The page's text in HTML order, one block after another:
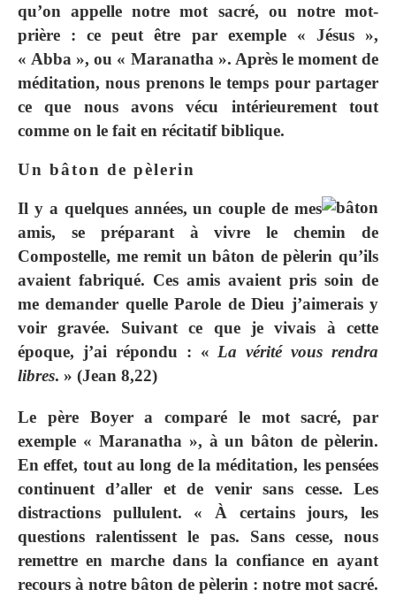
qu’on appelle notre mot sacré, ou notre mot-
prière : ce peut être par exemple « Jésus »,
« Abba », ou « Maranatha ». Après le moment de
méditation, nous prenons le temps pour partager
ce que nous avons vécu intérieurement tout
comme on le fait en récitatif biblique.
Un bâton de pèlerin
Il y a quelques années, un couple de mes
amis, se préparant à vivre le chemin de
Compostelle, me remit un bâton de pèlerin qu’ils
avaient fabriqué. Ces amis avaient pris soin de
me demander quelle Parole de Dieu j’aimerais y
voir gravée. Suivant ce que je vivais à cette
époque, j’ai répondu : « La vérité vous rendra
libres. » (Jean 8,22)
Le père Boyer a comparé le mot sacré, par
exemple « Maranatha », à un bâton de pèlerin.
En effet, tout au long de la méditation, les pensées
continuent d’aller et de venir sans cesse. Les
distractions pullulent. « À certains jours, les
questions ralentissent le pas. Sans cesse, nous
remettre en marche dans la confiance en ayant
recours à notre bâton de pèlerin : notre mot sacré.